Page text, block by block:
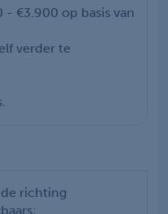
wordt met
zoals
De projecten waar jij
zijn allemaal
klein, is weer anders en
- €3.900 op basis van
verder te
richting